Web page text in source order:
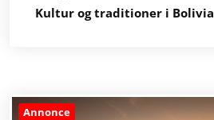
Kultur og traditioner i Bolivia
Annonce